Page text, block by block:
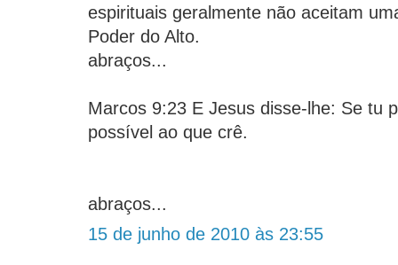
espirituais geralmente não aceitam
Poder do Alto.
abraços...
Marcos 9:23 E Jesus disse-lhe: Se tu
possível ao que crê.
abraços...
15 de junho de 2010 às 23:55